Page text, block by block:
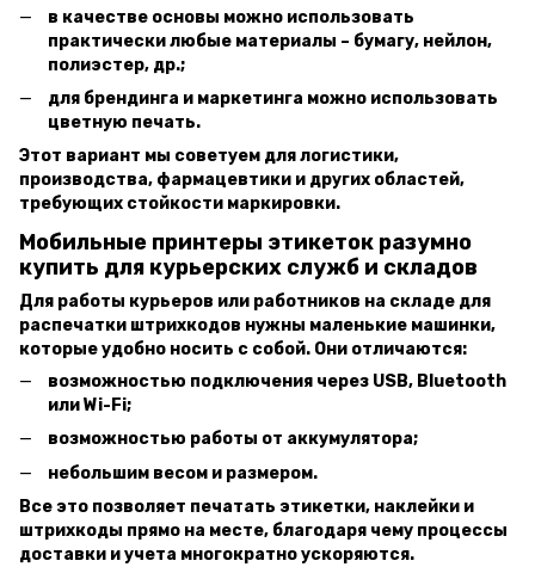
в качестве основы можно использовать
практически любые материалы – бумагу, нейлон,
полиэстер, др.;
для брендинга и маркетинга можно использовать
цветную печать.
Этот вариант мы советуем для логистики,
производства, фармацевтики и других областей,
требующих стойкости маркировки.
Мобильные принтеры этикеток разумно
купить для курьерских служб и складов
Для работы курьеров или работников на складе для
распечатки штрихкодов нужны маленькие машинки,
которые удобно носить с собой. Они отличаются:
возможностью подключения через USB, Bluetooth
или Wi-Fi;
возможностью работы от аккумулятора;
небольшим весом и размером.
Все это позволяет печатать этикетки, наклейки и
штрихкоды прямо на месте, благодаря чему процессы
доставки и учета многократно ускоряются.